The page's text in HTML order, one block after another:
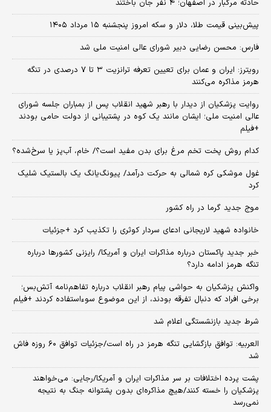
حادثه مرگبار در اصفهان؛ ۴ نفر جان باختند
پیش‌بینی قیمت طلا، دلار و سکه امروز پنجشنبه ۱۵ مرداد ۱۴۰۵
فارس: محسن رضایی دبیر شورای عالی امنیت ملی شد
رویترز: ایران و عمان برای تعیین تعرفه ترانزیت ۳ تا ۷ درصدی در تنگه
هرمز مذاکره می‌کنند
روایت پزشکیان از دیدار با رهبر شهید انقلاب پس از بمباران جلسه شورای
عالی امنیت ملی؛ ایشان مانند یک کوه در پشتیبانی از دولت حامی بودند
+فیلم
کدام روش پخت تخم مرغ برای بدن مفید است؟/ خام، آب‌پز یا سرخ‌شده؟
غول موشکی کره شمالی به حرکت درآمد/ پیونگ‌یانگ یک بالستیک شلیک
کرد
موج جدید گرما در راه کشور
خانواده شهید لاریجانی ادعای سردار کوثری را تکذیب کرد +جزئیات
خبر جدید پاکستان درباره مذاکرات ایران و آمریکا/ رایزنی کشورها درباره
تنگه هرمز ادامه دارد؟
واکنش پزشکیان به حواشی پیام رهبر انقلاب درباره تفاهم‌نامه آتش‌بس؛
برخی افراد که دنبال تفرقه بودند، از این موضوع سوءاستفاده کردند +فیلم
شرط جدید بازنشستگی اعلام شد
العربیه: توافق بازگشایی تنگه هرمز در راه است/جزئیات توافق ۶۰ روزه فاش
شد
پشت پرده اختلافات بر سر مذاکرات ایران و آمریکا/رجایی: می‌خواهند
پزشکیان را خسته کنند/هیچ مذاکره‌ای بدون پشتوانه جنگ به نتیجه
نمی‌رسد